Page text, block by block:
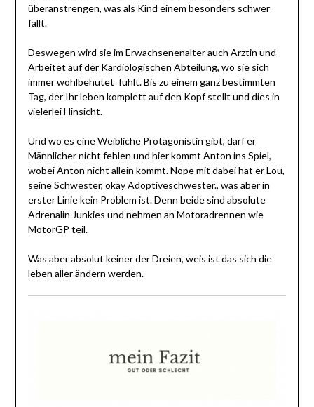
überanstrengen, was als Kind einem besonders schwer
fällt.
Deswegen wird sie im Erwachsenenalter auch Ärztin und
Arbeitet auf der Kardiologischen Abteilung, wo sie sich
immer wohlbehütet fühlt. Bis zu einem ganz bestimmten
Tag, der Ihr leben komplett auf den Kopf stellt und dies in
vielerlei Hinsicht.
Und wo es eine Weibliche Protagonistin gibt, darf er
Männlicher nicht fehlen und hier kommt Anton ins Spiel,
wobei Anton nicht allein kommt. Nope mit dabei hat er Lou,
seine Schwester, okay Adoptiveschwester., was aber in
erster Linie kein Problem ist. Denn beide sind absolute
Adrenalin Junkies und nehmen an Motoradrennen wie
MotorGP teil.
Was aber absolut keiner der Dreien, weis ist das sich die
leben aller ändern werden.